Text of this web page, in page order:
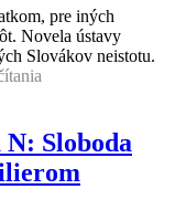
pre iných
Novela ústavy
Slovákov neistotu.
Sloboda